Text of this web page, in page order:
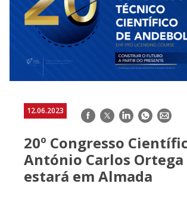
12.06.2023 Facebook
TwitterLinkedInWhatsApp
E-
20º Congresso
António Carlos Ortega
estará em Almada